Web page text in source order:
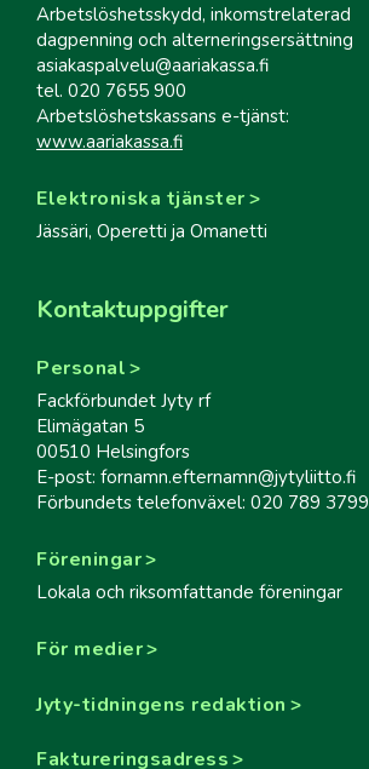
Arbetslöshetsskydd, inkomstrelaterad
dagpenning och alterneringsersättning
asiakaspalvelu@aariakassa.fi
tel. 020 7655 900
Arbetslöshetskassans e-tjänst:
www.aariakassa.fi
Elektroniska tjänster
Jässäri, Operetti ja Omanetti
Kontaktuppgifter
Personal
Fackförbundet Jyty rf
Elimägatan 5
00510 Helsingfors
E-post: fornamn.efternamn@jytyliitto.fi
Förbundets telefonväxel: 020 789 3799
Föreningar
Lokala och riksomfattande föreningar
För medier
Jyty-tidningens redaktion
Faktureringsadress